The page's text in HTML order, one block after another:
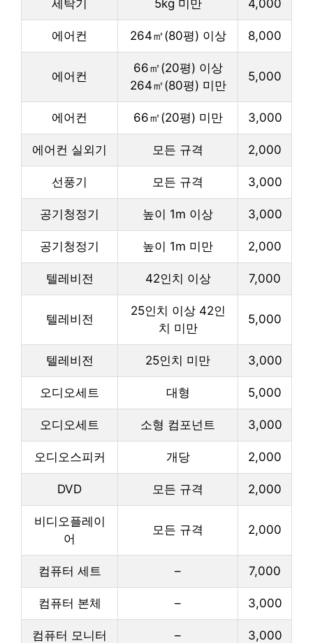
세탁기 5kg 미만 4,000
에어컨 264㎡(80평) 이상 8,000
에어컨
66㎡(20평) 이상
264㎡(80평) 미만
5,000
에어컨 66㎡(20평) 미만 3,000
에어컨 실외기 모든 규격 2,000
선풍기 모든 규격 3,000
공기청정기 높이 1m 이상 3,000
공기청정기 높이 1m 미만 2,000
텔레비전 42인치 이상 7,000
텔레비전
25인치 이상 42인
치 미만
5,000
텔레비전 25인치 미만 3,000
오디오세트 대형 5,000
오디오세트 소형 컴포넌트 3,000
오디오스피커 개당 2,000
DVD 모든 규격 2,000
비디오플레이
어
모든 규격 2,000
컴퓨터 세트 – 7,000
컴퓨터 본체 – 3,000
컴퓨터 모니터 – 3,000